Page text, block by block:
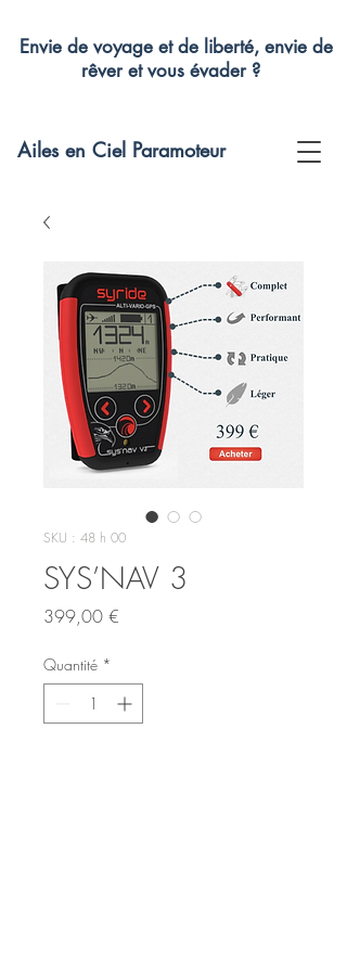
Ailes en Ciel Paramoteur
Envie de voyage et de liberté, envie de
rêver et vous évader ?
SKU : 48 h 00
SYS’NAV 3
399,00 €
Quantité *